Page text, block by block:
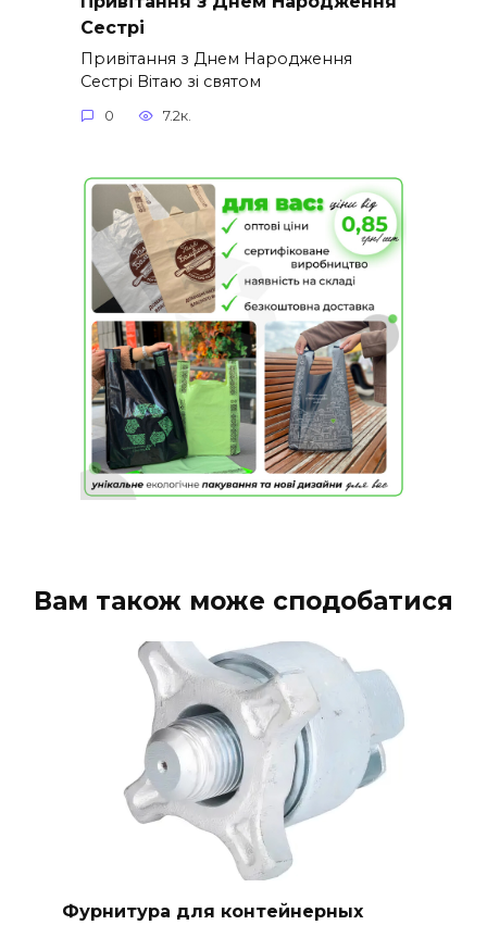
Сестрі
Привітання з Днем Народження
Сестрі Вітаю зі святом
0 7.2к.
Вам також може сподобатися
Фурнитура для контейнерных